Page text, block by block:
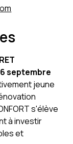
6 septembre
jeune
s'élève
à investir
et